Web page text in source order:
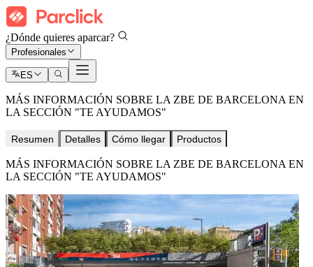
¿Dónde quieres aparcar?
Profesionales
ES
MÁS INFORMACIÓN SOBRE LA ZBE DE BARCELONA EN
LA SECCIÓN "TE AYUDAMOS"
Resumen Detalles Cómo llegar Productos
MÁS INFORMACIÓN SOBRE LA ZBE DE BARCELONA EN
LA SECCIÓN "TE AYUDAMOS"